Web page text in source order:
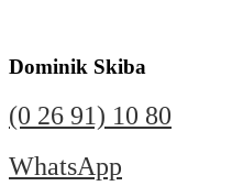
Dominik Skiba
(0 26 91) 10 80
WhatsApp